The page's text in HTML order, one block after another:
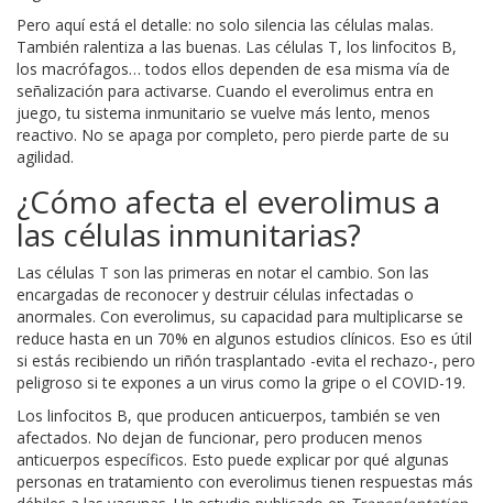
Pero aquí está el detalle: no solo silencia las células malas.
También ralentiza a las buenas. Las células T, los linfocitos B,
los macrófagos… todos ellos dependen de esa misma vía de
señalización para activarse. Cuando el everolimus entra en
juego, tu sistema inmunitario se vuelve más lento, menos
reactivo. No se apaga por completo, pero pierde parte de su
agilidad.
¿Cómo afecta el everolimus a
las células inmunitarias?
Las células T son las primeras en notar el cambio. Son las
encargadas de reconocer y destruir células infectadas o
anormales. Con everolimus, su capacidad para multiplicarse se
reduce hasta en un 70% en algunos estudios clínicos. Eso es útil
si estás recibiendo un riñón trasplantado -evita el rechazo-, pero
peligroso si te expones a un virus como la gripe o el COVID-19.
Los linfocitos B, que producen anticuerpos, también se ven
afectados. No dejan de funcionar, pero producen menos
anticuerpos específicos. Esto puede explicar por qué algunas
personas en tratamiento con everolimus tienen respuestas más